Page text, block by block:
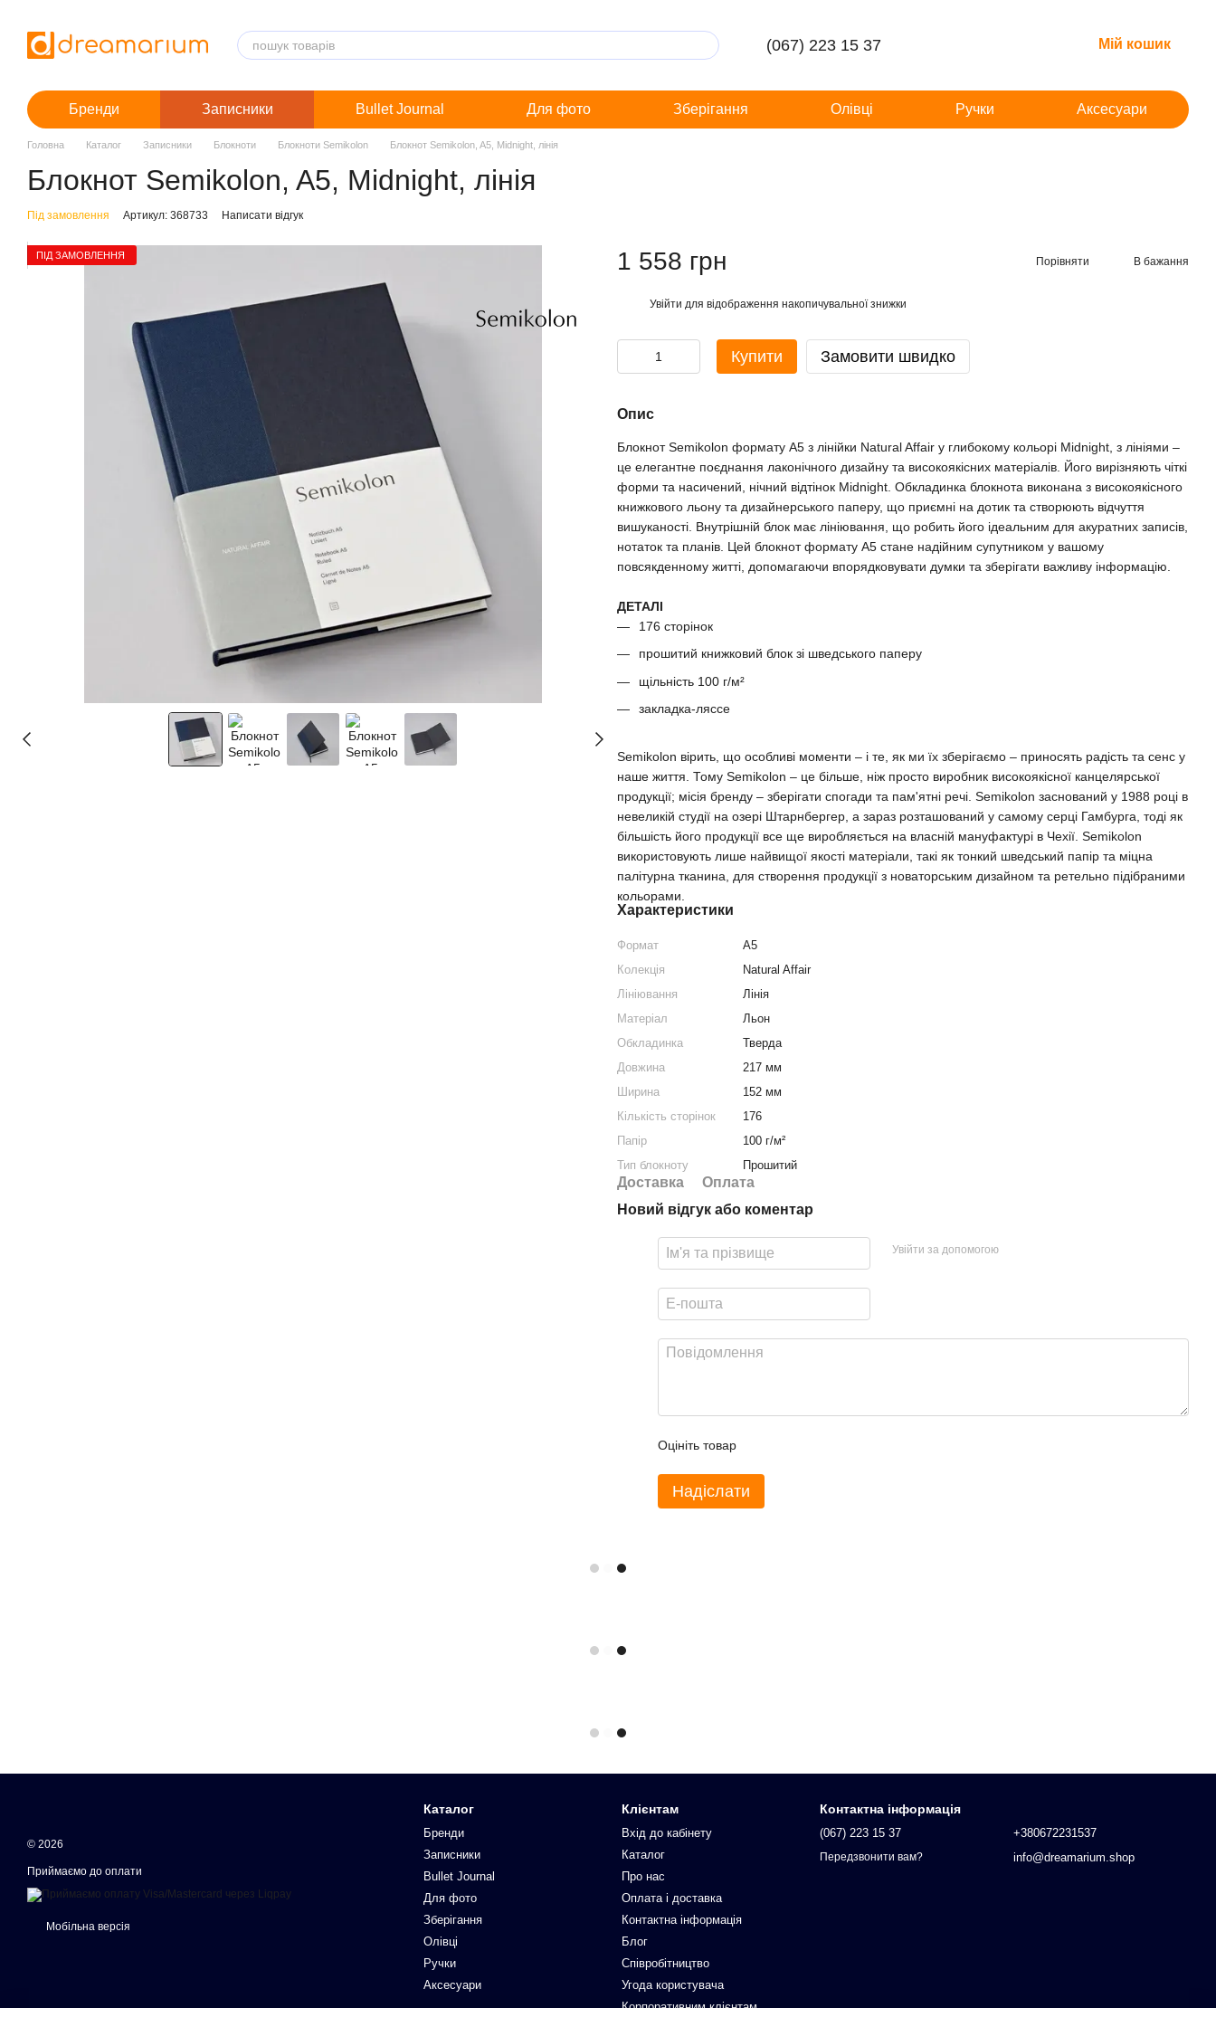
(067) 223 15 37 Мій кошик
Бренди Записники Bullet Journal Для фото Зберігання Олівці Ручки Аксесуари
Головна Каталог Записники Блокноти Блокноти Semikolon Блокнот Semikolon, A5, Midnight, лінія
Блокнот Semikolon, A5, Midnight, лінія
Під замовлення Артикул: 368733 Написати відгук
ПІД ЗАМОВЛЕННЯ 1 558 грн Порівняти В бажання
Увійти для відображення накопичувальної знижки
Купити Замовити швидко
Опис
Блокнот Semikolon формату A5 з лінійки Natural Affair у глибокому кольорі Midnight, з лініями –
це елегантне поєднання лаконічного дизайну та високоякісних матеріалів. Його вирізняють чіткі
форми та насичений, нічний відтінок Midnight. Обкладинка блокнота виконана з високоякісного
книжкового льону та дизайнерського паперу, що приємні на дотик та створюють відчуття
вишуканості. Внутрішній блок має лініювання, що робить його ідеальним для акуратних записів,
нотаток та планів. Цей блокнот формату A5 стане надійним супутником у вашому
повсякденному житті, допомагаючи впорядковувати думки та зберігати важливу інформацію.
ДЕТАЛІ
176 сторінок
прошитий книжковий блок зі шведського паперу
щільність 100 г/м²
закладка-ляссе
Semikolon вірить, що особливі моменти – і те, як ми їх зберігаємо – приносять радість та сенс у
наше життя. Тому Semikolon – це більше, ніж просто виробник високоякісної канцелярської
продукції; місія бренду – зберігати спогади та пам'ятні речі. Semikolon заснований у 1988 році в
невеликій студії на озері Штарнбергер, а зараз розташований у самому серці Гамбурга, тоді як
більшість його продукції все ще виробляється на власній мануфактурі в Чехії. Semikolon
використовують лише найвищої якості матеріали, такі як тонкий шведський папір та міцна
палітурна тканина, для створення продукції з новаторським дизайном та ретельно підібраними
кольорами.
Характеристики
Формат
A5
Колекція
Natural Affair
Лініювання
Лінія
Матеріал
Льон
Обкладинка
Тверда
Довжина
217 мм
Ширина
152 мм
Кількість сторінок
176
Папір
100 г/м²
Тип блокноту
Прошитий
Доставка
Оплата
Новий відгук або коментар
Увійти за допомогою
Оцініть товар
Надіслати
© 2026
Приймаємо до оплати
Мобільна версія
Каталог
Бренди
Записники
Bullet Journal
Для фото
Зберігання
Олівці
Ручки
Аксесуари
Клієнтам
Вхід до кабінету
Каталог
Про нас
Оплата і доставка
Контактна інформація
Блог
Співробітництво
Угода користувача
Корпоративним клієнтам
Контактна інформація
(067) 223 15 37
Передзвонити вам?
+380672231537
info@dreamarium.shop